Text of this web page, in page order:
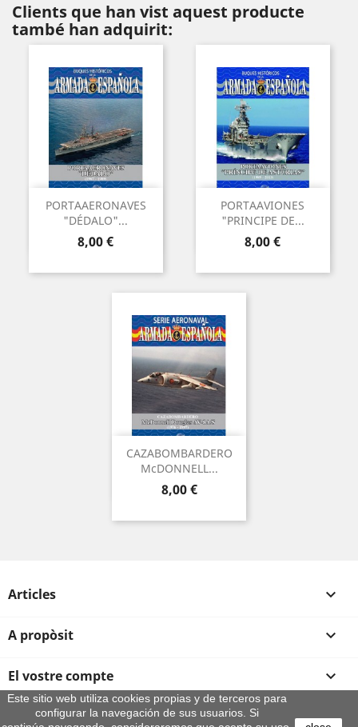
Clients que han vist aquest producte
també han adquirit:
PORTAAERONAVES
"DÉDALO"...
Preu
8,00 €
PORTAAVIONES
"PRINCIPE DE...
Preu
8,00 €
CAZABOMBARDERO
McDONNELL...
Preu
8,00 €
Articles 
A propòsit 
El vostre compte 
Informació sobre la botiga
Este sitio web utiliza cookies propias y de terceros para
configurar la navegación de sus usuarios. Si